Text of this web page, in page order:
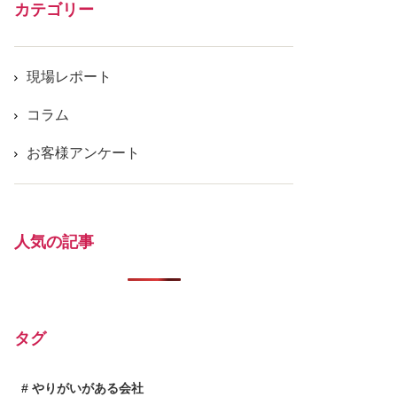
カテゴリー
現場レポート
コラム
お客様アンケート
人気の記事
タグ
やりがいがある会社